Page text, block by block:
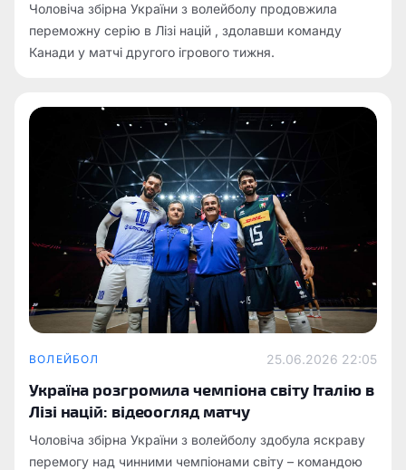
Чоловіча збірна України з волейболу продовжила
переможну серію в Лізі націй , здолавши команду
Канади у матчі другого ігрового тижня.
ВОЛЕЙБОЛ 25.06.2026 22:05
Україна розгромила чемпіона світу Італію в
Лізі націй: відеоогляд матчу
Чоловіча збірна України з волейболу здобула яскраву
перемогу над чинними чемпіонами світу – командою